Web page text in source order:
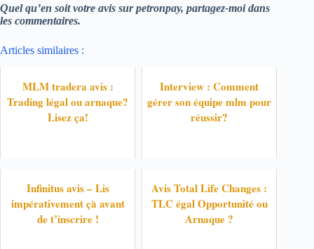
Quel qu’en soit votre avis sur petronpay, partagez-moi dans
les commentaires.
Articles similaires :
MLM tradera avis :
Trading légal ou arnaque?
Lisez ça!
Interview : Comment
gérer son équipe mlm pour
réussir?
Infinitus avis – Lis
impérativement çà avant
de t’inscrire !
Avis Total Life Changes :
TLC égal Opportunité ou
Arnaque ?